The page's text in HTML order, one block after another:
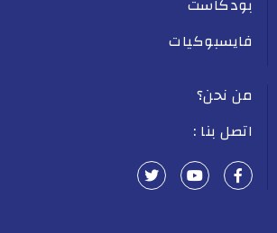
فايسبوكيات
من نحن؟
اتصل بنا :